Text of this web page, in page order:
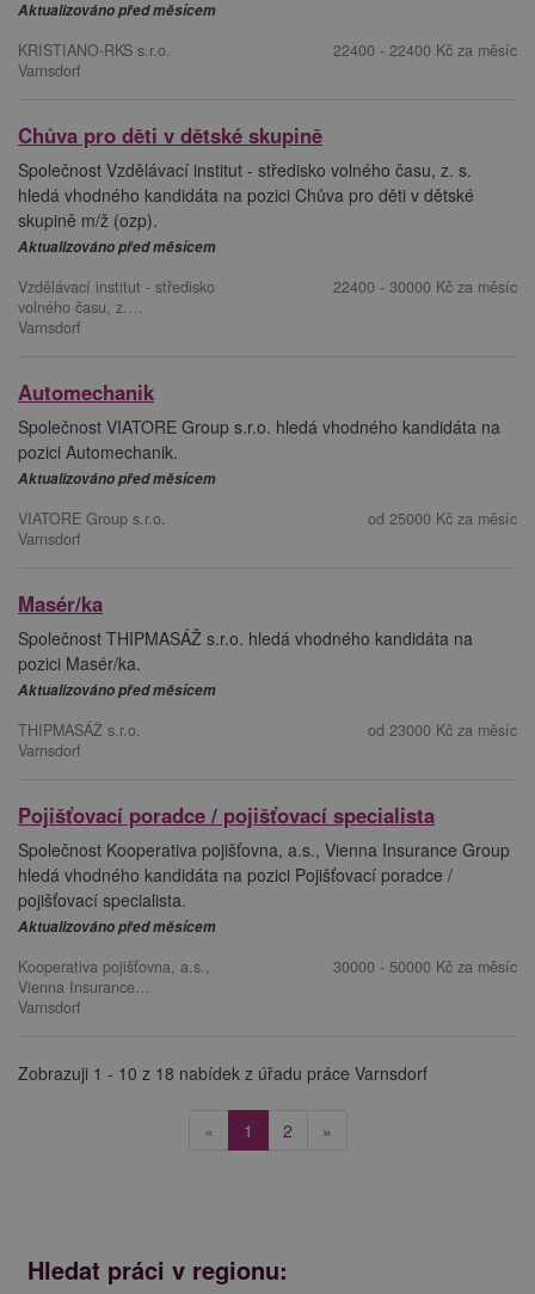
Aktualizováno před měsícem
KRISTIANO-RKS s.r.o.
Varnsdorf
22400 - 22400 Kč za měsíc
Chůva pro děti v dětské skupině
Společnost Vzdělávací institut - středisko volného času, z. s.
hledá vhodného kandidáta na pozici Chůva pro děti v dětské
skupině m/ž (ozp).
Aktualizováno před měsícem
Vzdělávací institut - středisko
volného času, z.…
Varnsdorf
22400 - 30000 Kč za měsíc
Automechanik
Společnost VIATORE Group s.r.o. hledá vhodného kandidáta na
pozici Automechanik.
Aktualizováno před měsícem
VIATORE Group s.r.o.
Varnsdorf
od 25000 Kč za měsíc
Masér/ka
Společnost THIPMASÁŽ s.r.o. hledá vhodného kandidáta na
pozici Masér/ka.
Aktualizováno před měsícem
THIPMASÁŽ s.r.o.
Varnsdorf
od 23000 Kč za měsíc
Pojišťovací poradce / pojišťovací specialista
Společnost Kooperativa pojišťovna, a.s., Vienna Insurance Group
hledá vhodného kandidáta na pozici Pojišťovací poradce /
pojišťovací specialista.
Aktualizováno před měsícem
Kooperativa pojišťovna, a.s.,
Vienna Insurance…
Varnsdorf
30000 - 50000 Kč za měsíc
Zobrazuji 1 - 10 z 18 nabídek z úřadu práce Varnsdorf
« 1 (current)
2 »
Hledat práci v regionu: